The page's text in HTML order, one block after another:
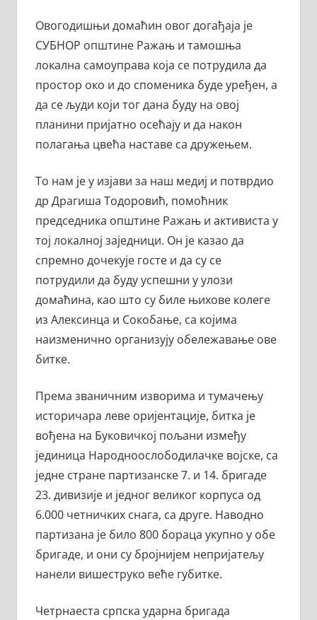
Овогодишњи домаћин овог догађаја је
СУБНОР општине Ражањ и тамошња
локална самоуправа која се потрудила да
простор око и до споменика буде уређен, а
да се људи који тог дана буду на овој
планини пријатно осећају и да након
полагања цвећа наставе са дружењем.
То нам је у изјави за наш медиј и потврдио
др Драгиша Тодоровић, помоћник
председника општине Ражањ и активиста у
тој локалној заједници. Он је казао да
спремно дочекује госте и да су се
потрудили да буду успешни у улози
домаћина, као што су биле њихове колеге
из Алексинца и Сокобање, са којима
наизменично организују обележавање ове
битке.
Према званичним изворима и тумачењу
историчара леве оријентације, битка је
вођена на Буковичкој пољани између
јединица Народноослободилачке војске, са
једне стране партизанске 7. и 14. бригаде
23. дивизије и једног великог корпуса од
6.000 четничких снага, са друге. Наводно
партизана је било 800 бораца укупно у обе
бригаде, и они су бројнијем непријатељу
нанели вишеструко веће губитке.
Четрнаеста српска ударна бригада